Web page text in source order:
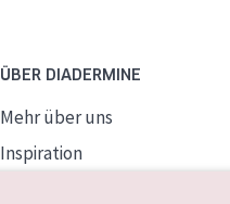
ÜBER DIADERMINE
Mehr über uns
Inspiration